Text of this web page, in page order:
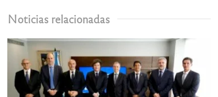
Noticias relacionadas